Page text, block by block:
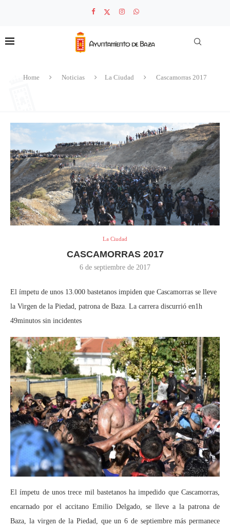
Home Noticias La Ciudad Cascamorras 2017
La Ciudad
CASCAMORRAS 2017
6 de septiembre de 2017
El ímpetu de unos 13.000 bastetanos impiden que Cascamorras se lleve
la Virgen de la Piedad, patrona de Baza. La carrera discurrió en1h
49minutos sin incidentes
El ímpetu de unos trece mil bastetanos ha impedido que Cascamorras,
encarnado por el accitano Emilio Delgado, se lleve a la patrona de
Baza, la virgen de la Piedad, que un 6 de septiembre más permanece